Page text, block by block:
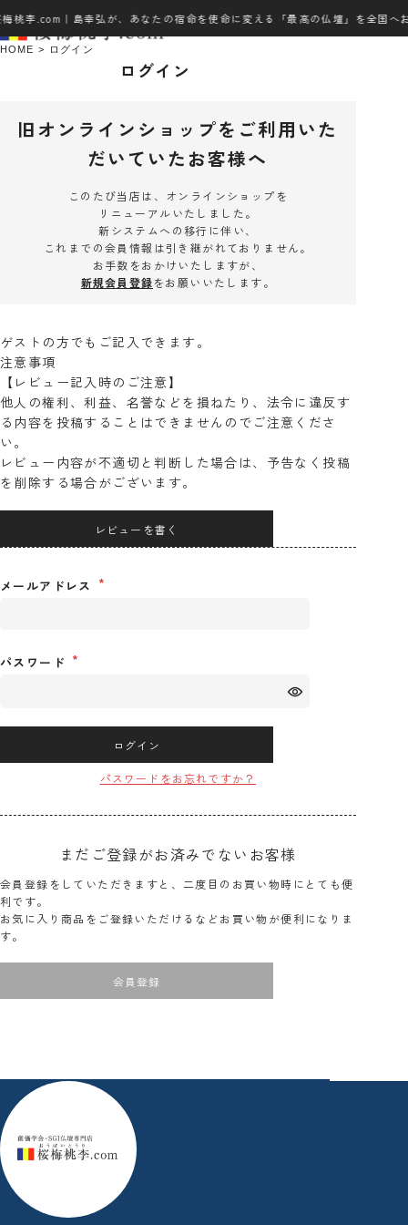
桃李.com｜島幸弘が、あなたの宿命を使命に変える「最高の仏壇」を全国へ
HOME ログイン
ログイン
旧オンラインショップをご利用いた
だいていたお客様へ
このたび当店は、オンラインショップを
リニューアルいたしました。
新システムへの移行に伴い、
これまでの会員情報は引き継がれておりません。
お手数をおかけいたしますが、
新規会員登録をお願いいたします。
ゲストの方でもご記入できます。
注意事項
【レビュー記入時のご注意】
他人の権利、利益、名誉などを損ねたり、法令に違反す
る内容を投稿することはできませんのでご注意くださ
い。
レビュー内容が不適切と判断した場合は、予告なく投稿
を削除する場合がございます。
レビューを書く
メールアドレス
パスワード
ログイン
パスワードをお忘れですか？
まだご登録がお済みでないお客様
会員登録をしていただきますと、二度目のお買い物時にとても便
利です。
お気に入り商品をご登録いただけるなどお買い物が便利になりま
す。
会員登録